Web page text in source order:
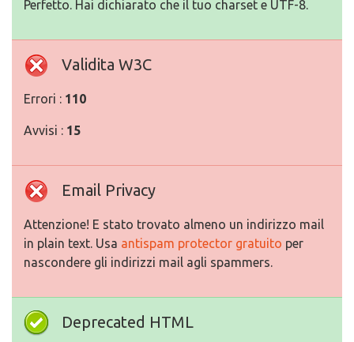
Perfetto. Hai dichiarato che il tuo charset e UTF-8.
Validita W3C
Errori : 110
Avvisi : 15
Email Privacy
Attenzione! E stato trovato almeno un indirizzo mail
in plain text. Usa antispam protector gratuito per
nascondere gli indirizzi mail agli spammers.
Deprecated HTML